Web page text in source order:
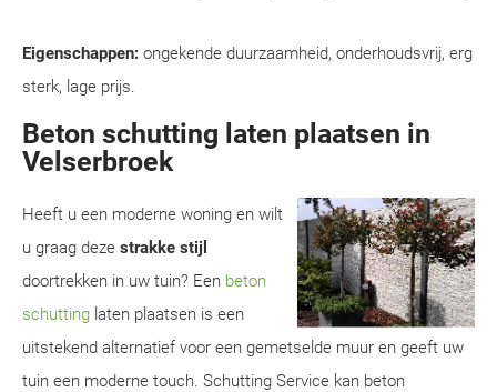
Eigenschappen: ongekende duurzaamheid, onderhoudsvrij, erg
sterk, lage prijs.
Beton schutting laten plaatsen in
Velserbroek
Heeft u een moderne woning en wilt
u graag deze strakke stijl
doortrekken in uw tuin? Een beton
schutting laten plaatsen is een
uitstekend alternatief voor een gemetselde muur en geeft uw
tuin een moderne touch. Schutting Service kan beton